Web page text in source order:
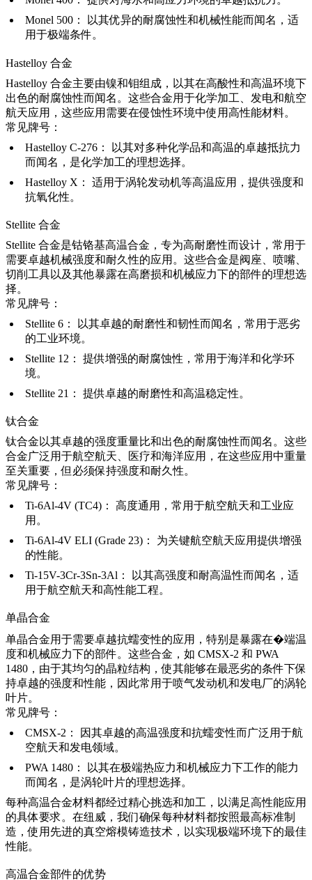
Monel 500：
以其优异的耐腐蚀性和机械性能而闻名，适
用于极端条件。
Hastelloy 合金
Hastelloy 合金主要由镍和钼组成，以其在高酸性和高温环境下
出色的耐腐蚀性而闻名。这些合金用于化学加工、发电和航空
航天应用，这些应用需要在侵蚀性环境中使用高性能材料。
常见牌号：
Hastelloy C-276 ：
以其对多种化学品和高温的卓越抵抗力
而闻名，是化学加工的理想选择。
Hastelloy X ：
适用于涡轮发动机等高温应用，提供强度和
抗氧化性。
Stellite 合金
Stellite 合金是钴铬基高温合金，专为高耐磨性而设计，常用于
需要卓越机械强度和耐久性的应用。这些合金是阀座、喷嘴、
切削工具以及其他暴露在高磨损和机械应力下的部件的理想选
择。
常见牌号：
Stellite 6 ：
以其卓越的耐磨性和韧性而闻名，常用于恶劣
的工业环境。
Stellite 12 ：
提供增强的耐腐蚀性，常用于海洋和化学环
境。
Stellite 21 ： 提供卓越的耐磨性和高温稳定性。
钛合金
钛合金以其卓越的强度重量比和出色的耐腐蚀性而闻名。这些
合金广泛用于航空航天、医疗和海洋应用，在这些应用中重量
至关重要，但必须保持强度和耐久性。
常见牌号：
Ti-6Al-4V (TC4) ：
高度通用，常用于航空航天和工业应
用。
Ti-6Al-4V ELI (Grade 23) ：
为关键航空航天应用提供增强
的性能。
Ti-15V-3Cr-3Sn-3Al ：
以其高强度和耐高温性而闻名，适
用于航空航天和高性能工程。
单晶合金
单晶合金用于需要卓越抗蠕变性的应用，特别是暴露在�端温
度和机械应力下的部件。这些合金，如 CMSX-2 和 PWA
1480，由于其均匀的晶粒结构，使其能够在最恶劣的条件下保
持卓越的强度和性能，因此常用于喷气发动机和发电厂的涡轮
叶片。
常见牌号：
CMSX-2 ：
因其卓越的高温强度和抗蠕变性而广泛用于航
空航天和发电领域。
PWA 1480 ：
以其在极端热应力和机械应力下工作的能力
而闻名，是涡轮叶片的理想选择。
每种高温合金材料都经过精心挑选和加工，以满足高性能应用
的具体要求。在纽威，我们确保每种材料都按照最高标准制
造，使用先进的真空熔模铸造技术，以实现极端环境下的最佳
性能。
高温合金部件的优势